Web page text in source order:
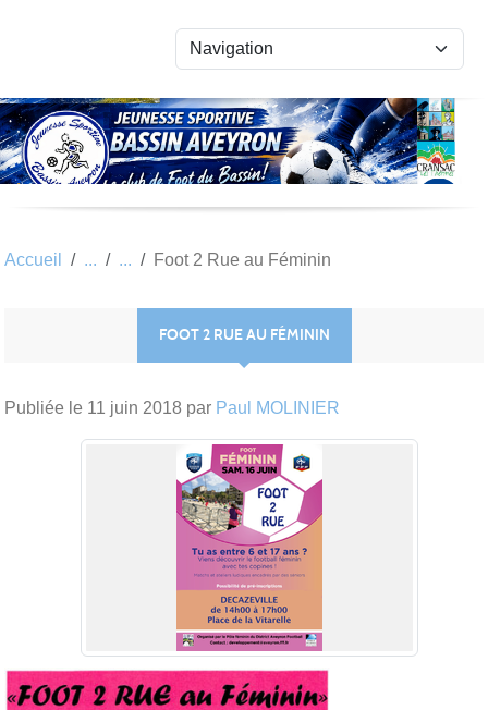
Accueil Foot 2 Rue au Féminin
FOOT 2 RUE AU FÉMININ
Publiée le 11 juin 2018 par Paul MOLINIER